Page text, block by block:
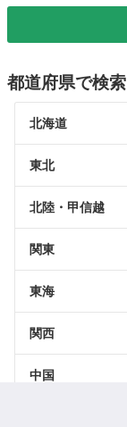
都道府県で検索
北海道
東北
北陸・甲信越
関東
東海
関西
中国